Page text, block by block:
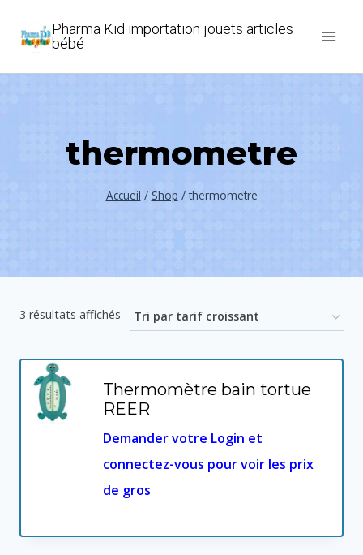
Pharma Kid importation jouets articles
bébé
thermometre
Accueil / Shop / thermometre
3 résultats affichés Trié
prix
croissant
Thermomètre bain tortue
REER
Demander votre Login et
connectez-vous pour voir les prix
de gros